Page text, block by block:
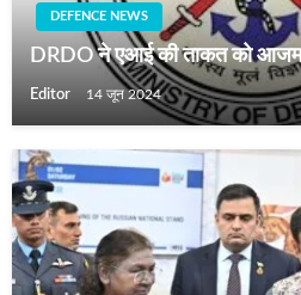
DEFENCE NEWS
DRDO ने एआई की ताकत को
Editor 14 जून 2024